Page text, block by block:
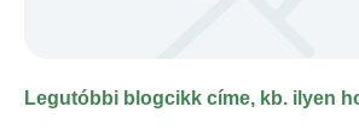
Legutóbbi blogcikk címe, kb. ilyen